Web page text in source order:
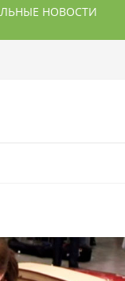
НОВОСТИ